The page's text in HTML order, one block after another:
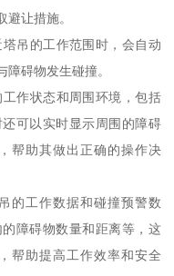
让措施。
吊的工作范围时，会自动
碍物发生碰撞。
作状态和周围环境，包括
可以实时显示周围的障碍
帮助其做出正确的操作决
的工作数据和碰撞预警数
障碍物数量和距离等，这
帮助提高工作效率和安全